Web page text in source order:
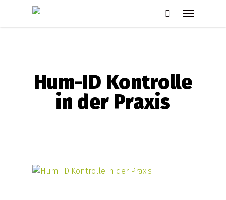
Menu
Hum-ID Kontrolle
in der Praxis